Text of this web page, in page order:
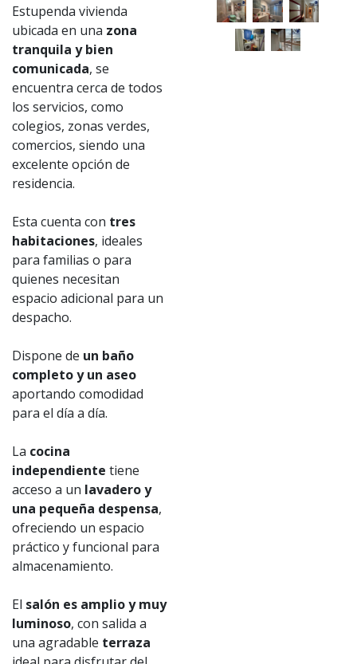
Estupenda vivienda
ubicada en una zona
tranquila y bien
comunicada, se
encuentra cerca de todos
los servicios, como
colegios, zonas verdes,
comercios, siendo una
excelente opción de
residencia.
Esta cuenta con tres
habitaciones, ideales
para familias o para
quienes necesitan
espacio adicional para un
despacho.
Dispone de un baño
completo y un aseo
aportando comodidad
para el día a día.
La cocina
independiente tiene
acceso a un lavadero y
una pequeña despensa,
ofreciendo un espacio
práctico y funcional para
almacenamiento.
El salón es amplio y muy
luminoso, con salida a
una agradable terraza